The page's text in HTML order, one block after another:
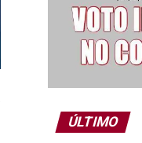
ÚLTIMO